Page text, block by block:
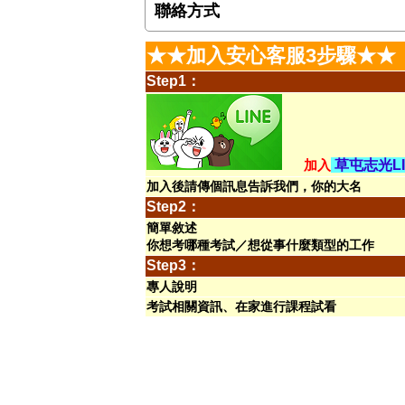
聯絡方式
★★加入安心客服3步驟★★
Step1：
加入 草屯志光
加入後請傳個訊息告訴我們，你的大名
Step2：
簡單敘述
你想考哪種考試／想從事什麼類型的工作
Step3：
專人說明
考試相關資訊、在家進行課程試看